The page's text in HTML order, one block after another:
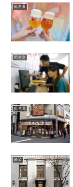
街ネタ
街ネタ
街ネタ
経済